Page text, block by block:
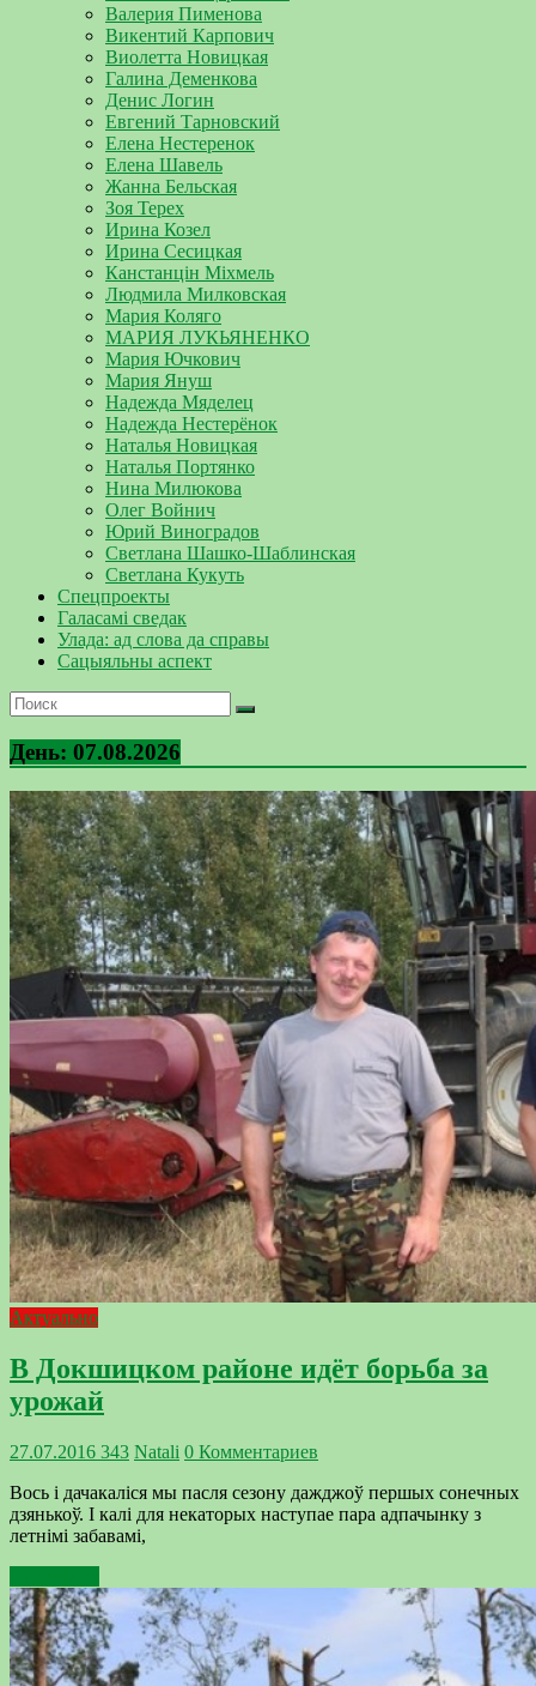
Валерия Пименова
Викентий Карпович
Виолетта Новицкая
Галина Деменкова
Денис Логин
Евгений Тарновский
Елена Нестеренок
Елена Шавель
Жанна Бельская
Зоя Терех
Ирина Козел
Ирина Сесицкая
Канстанцін Міхмель
Людмила Милковская
Мария Коляго
МАРИЯ ЛУКЬЯНЕНКО
Мария Ючкович
Мария Януш
Надежда Мяделец
Надежда Нестерёнок
Наталья Новицкая
Наталья Портянко
Нина Милюкова
Олег Войнич
Юрий Виноградов
Светлана Шашко-Шаблинская
Светлана Кукуть
Спецпроекты
Галасамі сведак
Улада: ад слова да справы
Сацыяльны аспект
День: 07.08.2026
Актуально
В Докшицком районе идёт борьба за
урожай
27.07.2016 343 Natali 0 Комментариев
Вось і дачакаліся мы пасля сезону дажджоў першых сонечных
дзянькоў. І калі для некаторых наступае пара адпачынку з
летнімі забавамі,